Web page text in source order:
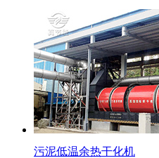
污泥低温余热干化机